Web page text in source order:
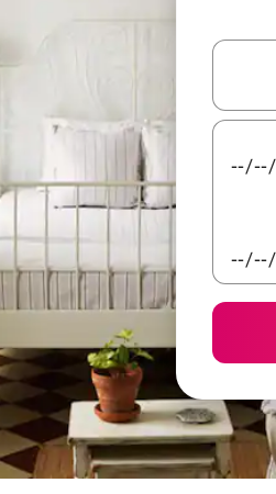
ولأسفل أو استكشف عن طريق اللمس أو السحب.